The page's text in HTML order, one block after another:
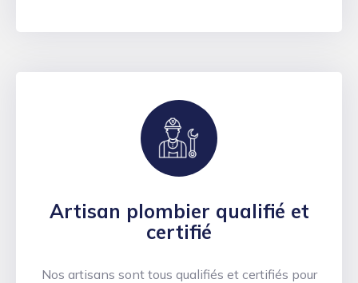
Artisan plombier qualifié et
certifié
Nos artisans sont tous qualifiés et certifiés pour